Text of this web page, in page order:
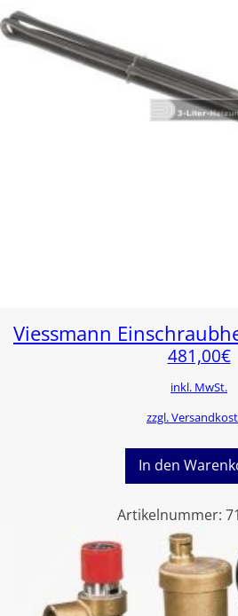
Viessmann
481,00€
inkl. MwSt.
zzgl.
In den
Artikelnummer: